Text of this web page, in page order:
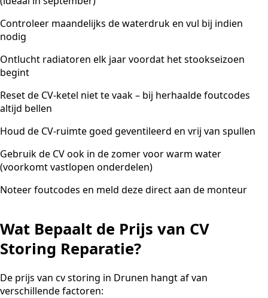
Controleer maandelijks de waterdruk en vul bij indien
nodig
Ontlucht radiatoren elk jaar voordat het stookseizoen
begint
Reset de CV-ketel niet te vaak – bij herhaalde foutcodes
altijd bellen
Houd de CV-ruimte goed geventileerd en vrij van spullen
Gebruik de CV ook in de zomer voor warm water
(voorkomt vastlopen onderdelen)
Noteer foutcodes en meld deze direct aan de monteur
Wat Bepaalt de Prijs van CV
Storing Reparatie?
De prijs van cv storing in Drunen hangt af van
verschillende factoren: